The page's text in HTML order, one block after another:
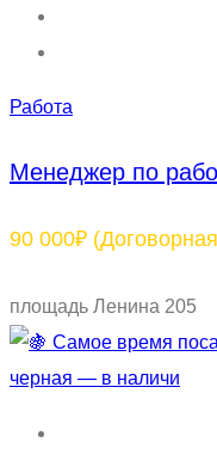
Работа
Менеджер по
90 000₽
площадь Ленина 205